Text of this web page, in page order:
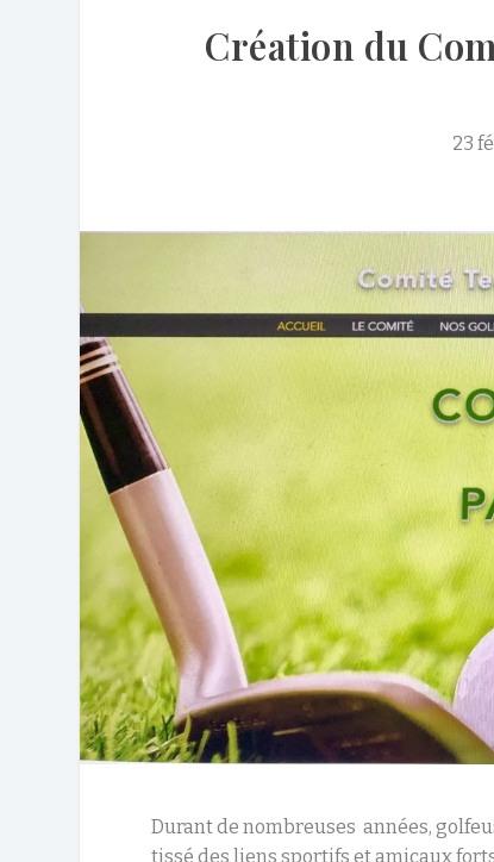
Création du
23
Durant de nombreuses années,
tissé des liens sportifs et amicaux